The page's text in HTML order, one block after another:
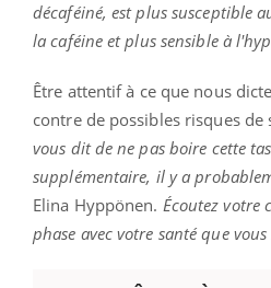
décaféiné, est plus susceptible
la caféine et plus sensible à
Être attentif à ce que nous
contre de possibles risques de
vous dit de ne pas boire cette
supplémentaire, il y a
Elina Hyppönen. Écoutez votre
phase avec votre santé que vous